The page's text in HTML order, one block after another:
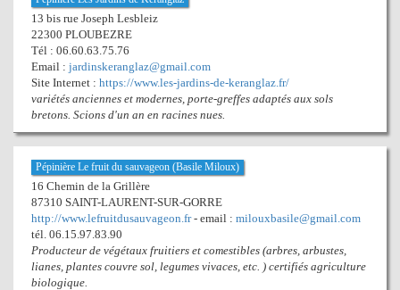
13 bis rue Joseph Lesbleiz
22300 PLOUBEZRE
Tél : 06.60.63.75.76
Email : jardinskeranglaz@gmail.com
Site Internet : https://www.les-jardins-de-keranglaz.fr/
variétés anciennes et modernes, porte-greffes adaptés aux sols
bretons. Scions d'un an en racines nues.
Pépinière Le fruit du sauvageon (Basile Miloux)
16 Chemin de la Grillère
87310 SAINT-LAURENT-SUR-GORRE
http://www.lefruitdusauvageon.fr- email : milouxbasile@gmail.com
tél. 06.15.97.83.90
Producteur de végétaux fruitiers et comestibles (arbres, arbustes,
lianes, plantes couvre sol, legumes vivaces, etc. ) certifiés agriculture
biologique.